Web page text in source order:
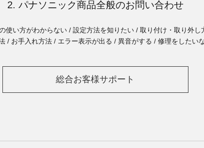
2. パナソニック商品全般のお問い合わせ
使い方がわからない / 設定方法を知りたい / 取り付け・取り外し
/ お手入れ方法 / エラー表示が出る / 異音がする / 修理をしたい
総合お客様サポート